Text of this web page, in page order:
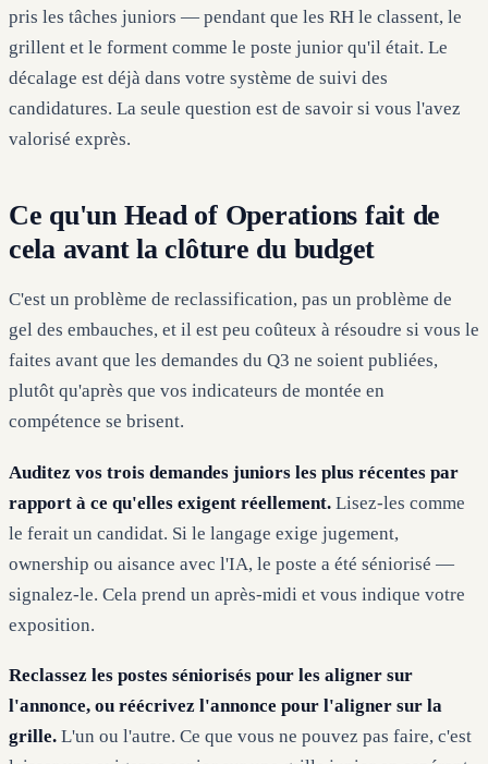
pris les tâches juniors — pendant que les RH le classent, le
grillent et le forment comme le poste junior qu'il était. Le
décalage est déjà dans votre système de suivi des
candidatures. La seule question est de savoir si vous l'avez
valorisé exprès.
Ce qu'un Head of Operations fait de
cela avant la clôture du budget
C'est un problème de reclassification, pas un problème de
gel des embauches, et il est peu coûteux à résoudre si vous le
faites avant que les demandes du Q3 ne soient publiées,
plutôt qu'après que vos indicateurs de montée en
compétence se brisent.
Auditez vos trois demandes juniors les plus récentes par
rapport à ce qu'elles exigent réellement. Lisez-les comme
le ferait un candidat. Si le langage exige jugement,
ownership ou aisance avec l'IA, le poste a été séniorisé —
signalez-le. Cela prend un après-midi et vous indique votre
exposition.
Reclassez les postes séniorisés pour les aligner sur
l'annonce, ou réécrivez l'annonce pour l'aligner sur la
grille. L'un ou l'autre. Ce que vous ne pouvez pas faire, c'est